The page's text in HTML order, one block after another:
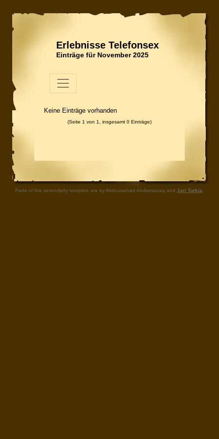
Erlebnisse Telefonsex
Einträge für November 2025
Keine Einträge vorhanden
(Seite 1 von 1, insgesamt 0 Einträge)
Parts of this serendipity template are by Abdussamad Abdurrazzaq and Jari Turkia